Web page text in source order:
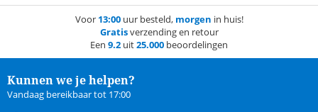
Voor 13:00uur besteld, morgen in huis!
Gratisverzending en retour
Een 9.2 uit25.000 beoordelingen
Kunnen we je helpen?
Vandaag bereikbaar tot 17:00